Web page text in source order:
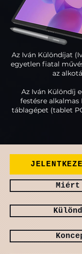
Az Iván Különdíjat
egyetlen fiatal
az
Az Iván Különdíj
festésre alkalmas
táblagépet (tablet
Miért